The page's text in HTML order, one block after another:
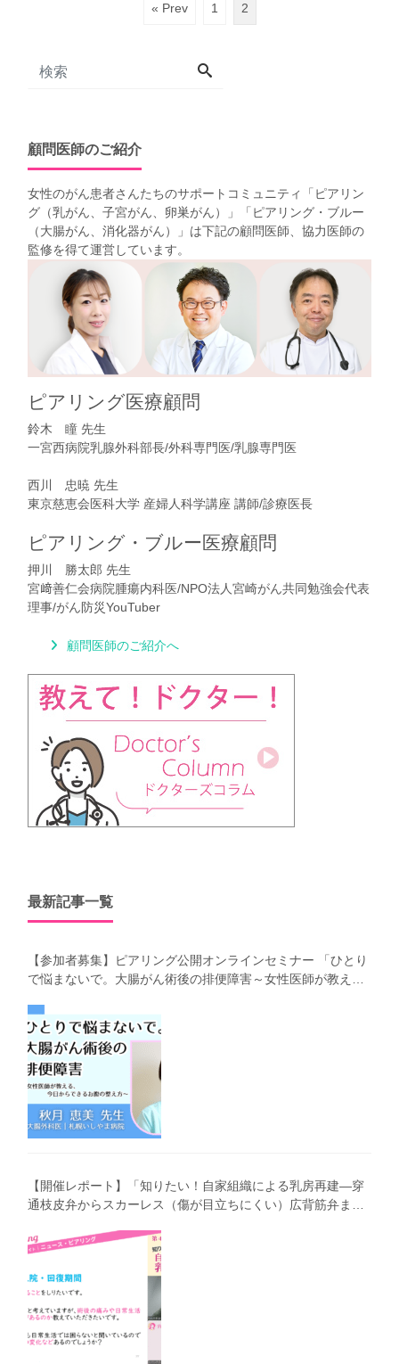
« Prev 1 2
顧問医師のご紹介
女性のがん患者さんたちのサポートコミュニティ「 ピアリン
グ（乳がん、子宮がん、卵巣がん）
」「 ピアリング・ブルー
（大腸がん、消化器がん）
」は下記の顧問医師、協力医師の
監修を得て運営しています。
ピアリング医療顧問
鈴木 瞳 先生
一宮西病院乳腺外科部長/外科専門医/乳腺専門医
西川 忠暁 先生
東京慈恵会医科大学 産婦人科学講座 講師/診療医長
ピアリング・ブルー医療顧問
押川 勝太郎 先生
宮﨑善仁会病院腫瘍内科医/NPO法人宮崎がん共同勉強会代表
理事/がん防災YouTuber
顧問医師のご紹介へ
最新記事一覧
【参加者募集】ピアリング公開オンラインセミナー 「ひとり
で悩まないで。大腸がん術後の排便障害～女性医師が教え
【開催レポート】「知りたい！自家組織による乳房再建―穿
通枝皮弁からスカーレス（傷が目立ちにくい）広背筋弁まで